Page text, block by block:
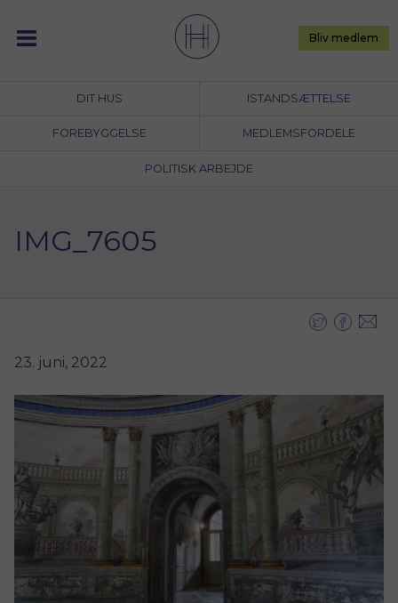
content
DIT HUS ISTANDSÆTTELSE
FOREBYGGELSE MEDLEMSFORDELE
POLITISK ARBEJDE
Bliv medlem
IMG_7605
23. juni, 2022